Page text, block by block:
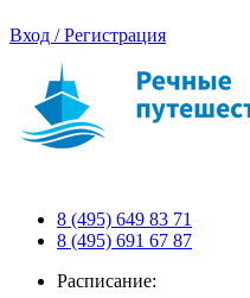
Вход / Регистрация
8 (495) 649 83 71
8 (495) 691 67 87
Расписание: